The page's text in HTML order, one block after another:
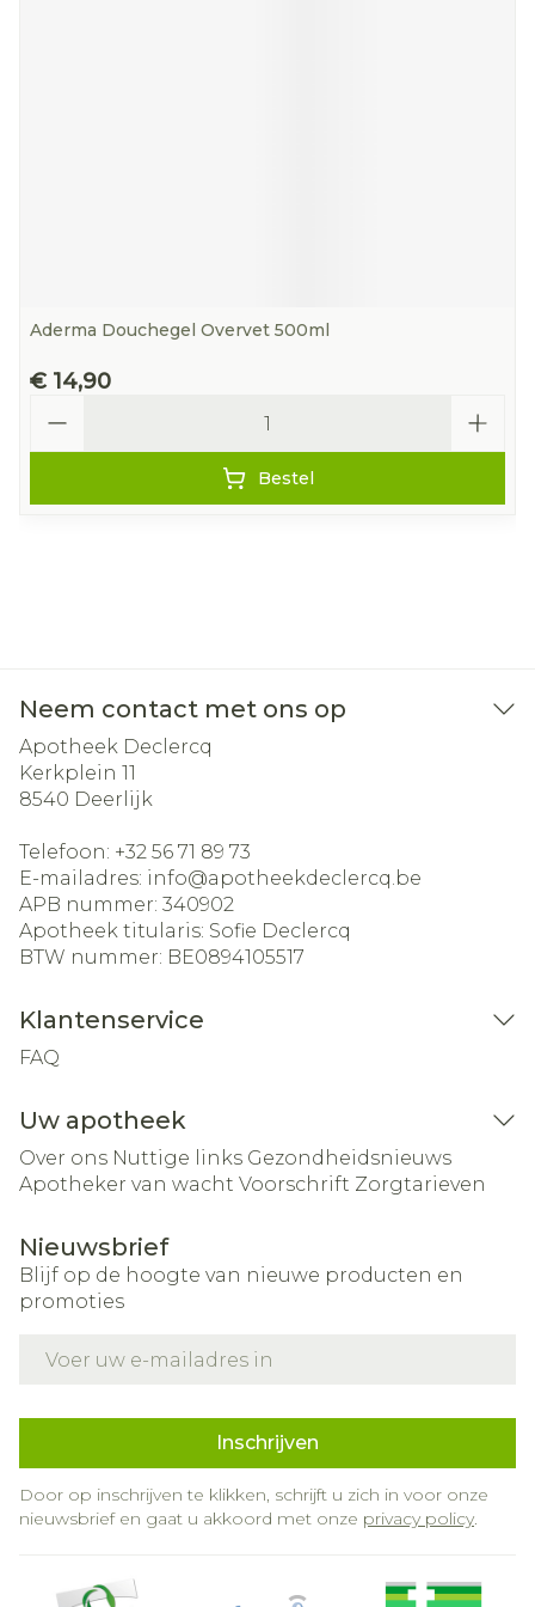
Aderma Douchegel Overvet 500ml
€ 14,90
Bestel
Neem contact met ons op
Apotheek Declercq
Kerkplein 11
8540 Deerlijk
Telefoon: +32 56 71 89 73
E-mailadres: info@apotheekdeclercq.be
APB nummer: 340902
Apotheek titularis: Sofie Declercq
BTW nummer: BE0894105517
Klantenservice
FAQ
Uw apotheek
Over ons Nuttige links Gezondheidsnieuws
Apotheker van wacht Voorschrift Zorgtarieven
Nieuwsbrief
Blijf op de hoogte van nieuwe producten en
promoties
Inschrijven
Door op inschrijven te klikken, schrijft u zich in voor onze
nieuwsbrief en gaat u akkoord met onze privacy policy.